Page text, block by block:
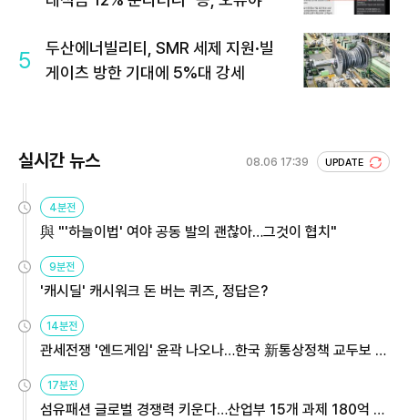
5
두산에너빌리티, SMR 세제 지원·빌
게이츠 방한 기대에 5%대 강세
실시간 뉴스 08.06 17:39 UPDATE
4분전
與 "'하늘이법' 여야 공동 발의 괜찮아…그것이 협치"
9분전
'캐시딜' 캐시워크 돈 버는 퀴즈, 정답은?
14분전
관세전쟁 '엔드게임' 윤곽 나오나…한국 新통상정책 교두보 활
용해야
17분전
섬유패션 글로벌 경쟁력 키운다…산업부 15개 과제 180억 지